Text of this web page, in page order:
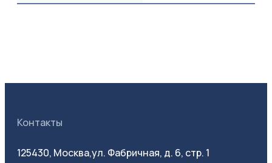
Контакты
125430, Москва,ул. Фабричная, д. 6, стр. 1